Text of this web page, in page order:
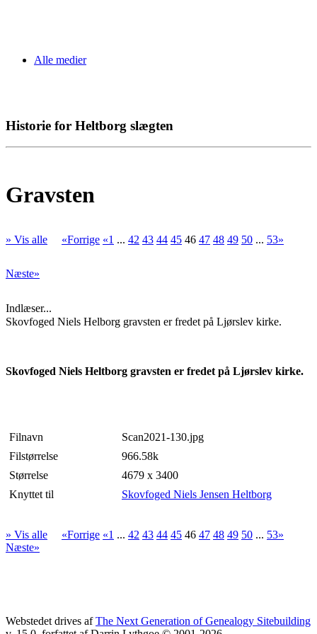
Alle medier
Historie for Heltborg slægten
Gravsten
» Vis alle «Forrige «1 ... 42 43 44 45 46 47 48 49 50 ... 53»
Næste»
Indlæser...
Skovfoged Niels Helborg gravsten er fredet på Ljørslev kirke.
Skovfoged Niels Heltborg gravsten er fredet på Ljørslev kirke.
Filnavn
Scan2021-130.jpg
Filstørrelse
966.58k
Størrelse
4679 x 3400
Knyttet til
Skovfoged Niels Jensen Heltborg
» Vis alle «Forrige «1 ... 42 43 44 45 46 47 48 49 50 ... 53»
Næste»
Webstedet drives afThe Next Generation of Genealogy Sitebuilding